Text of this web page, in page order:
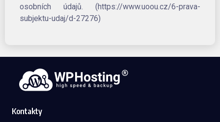
osobních údajů. (https://www.uoou.cz/6-prava-
subjektu-udaj/d-27276)
Kontakty